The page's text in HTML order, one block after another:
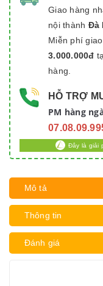
Giao hàng
nội thành Đà
Miễn phí
3.000.000đ
hàng.
HỖ TRỢ
PM hàng
Đây là giải
Mô tả
Thông tin
Đánh giá